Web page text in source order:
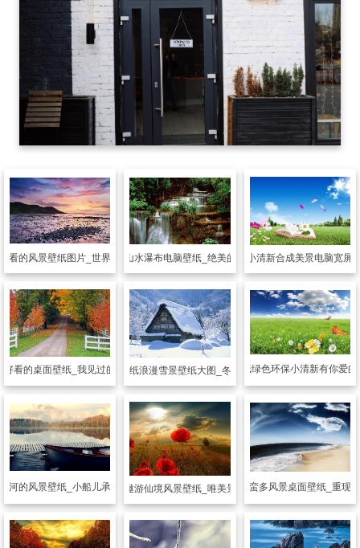
好看的风景壁纸图片_世界奇妙的景观
风景壁纸 山水瀑布电脑壁纸_绝美的大千世界
风景壁纸 小清新合成美景电脑宽屏
好看的桌面壁纸_我见过的最美的景
风景壁纸浪漫雪景壁纸大图_冬天的美
风景壁纸绿色环保小清新有你爱
河的风景壁纸_小船儿承载着对家的思念
风景壁纸沉醉遨游仙境风景壁纸_唯美景色只应天上有
风景壁纸 蛮多风景桌面壁纸_重现